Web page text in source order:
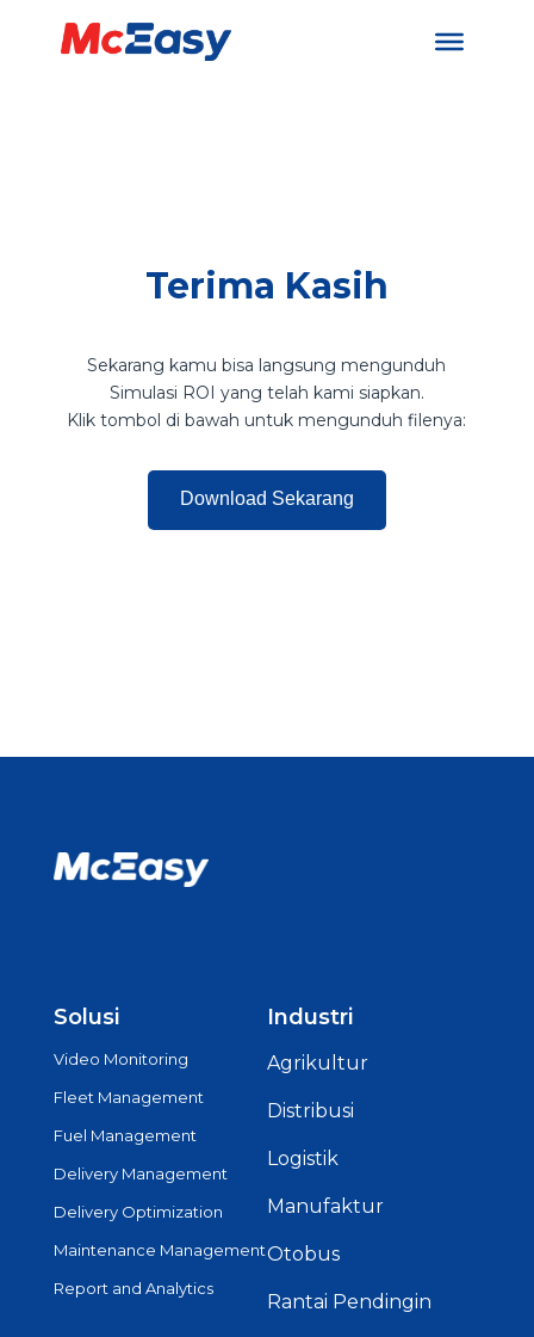
Terima Kasih
Sekarang kamu bisa langsung mengunduh
Simulasi ROI yang telah kami siapkan.
Klik tombol di bawah untuk mengunduh filenya:
Download Sekarang
Solusi
Video Monitoring
Fleet Management
Fuel Management
Delivery Management
Delivery Optimization
Maintenance Management
Report and Analytics
Industri
Agrikultur
Distribusi
Logistik
Manufaktur
Otobus
Rantai Pendingin